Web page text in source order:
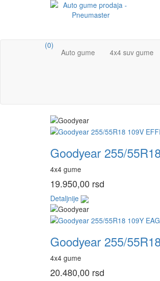
(0)
Auto gume 4x4 suv gume
Goodyear 255/
4x4 gume
19.950,00 rsd
Detaljnije
Goodyear 255/
4x4 gume
20.480,00 rsd